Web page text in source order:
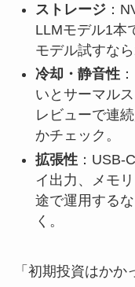
ストレージ：
LLMモデル1本
モデル試すな
冷却・静音性
いとサーマル
レビューで連
かチェック。
拡張性：USB-
イ出力、メモ
途で運用する
く。
「初期投資はか